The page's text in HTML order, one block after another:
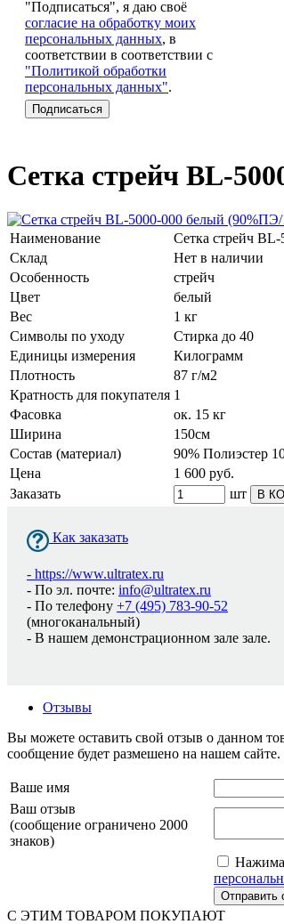
"Подписаться", я даю своё
согласие на обработку моих
персональных данных, в
соответствии в соответствии с
"Политикой обработки
персональных данных".
Сетка стрейч BL-
Наименование
Сетка стрейч
Склад
Нет в наличии
Особенность
стрейч
Цвет
белый
Вес
1 кг
Символы по уходу
Стирка до 40
Единицы измерения
Килограмм
Плотность
87 г/м2
Кратность для покупателя 1
Фасовка
ок. 15 кг
Ширина
150см
Состав (материал)
90% Полиэстер
Цена
1 600 руб.
Заказать
шт В
Как заказать
- https://www.ultratex.ru
- По эл. почте: info@ultratex.ru
- По телефону +7 (495) 783-90-52
(многоканальный)
- В нашем демонстрационном зале зале.
Отзывы
Вы можете оставить свой отзыв о данном
сообщение будет размешено на нашем сайте.
Ваше имя
Ваш отзыв
(сообщение ограничено 2000
знаков)
С ЭТИМ ТОВАРОМ ПОКУПАЮТ